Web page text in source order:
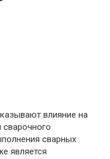
влияние на
сварных
является